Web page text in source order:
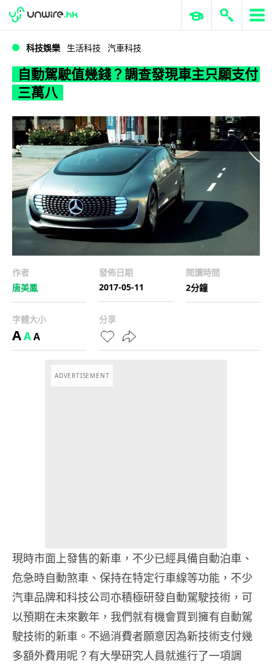
WWDC 2026 ERP 與商業 AI
科技娛樂 生活科技 汽車科技
自動駕駛值幾錢？調查發現車主只願支付
三萬八
作者
唐美鳳
發佈日期
2017-05-11
閱讀時間
2分鐘
字體大小
AAA
分享
ADVERTISEMENT
現時市面上發售的新車，不少已經具備自動泊車、
危急時自動煞車、保持在特定行車線等功能，不少
汽車品牌和科技公司亦積極研發自動駕駛技術，可
以預期在未來數年，我們就有機會買到擁有自動駕
駛技術的新車。不過消費者願意因為新技術支付幾
多額外費用呢？有大學研究人員就進行了一項調